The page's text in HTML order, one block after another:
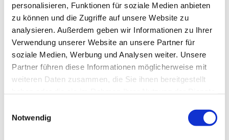
personalisieren, Funktionen für soziale Medien anbieten
zu können und die Zugriffe auf unsere Website zu
analysieren. Außerdem geben wir Informationen zu Ihrer
Verwendung unserer Website an unsere Partner für
soziale Medien, Werbung und Analysen weiter. Unsere
Partner führen diese Informationen möglicherweise mit
weiteren Daten zusammen, die Sie ihnen bereitgestellt
Notwendig